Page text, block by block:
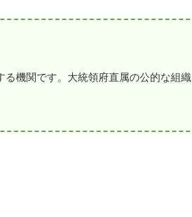
機関です。大統領府直属の公的な組